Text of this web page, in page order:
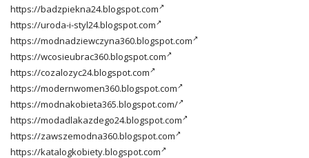
https://badzpiekna24.blogspot.com
https://uroda-i-styl24.blogspot.com
https://modnadziewczyna360.blogspot.com
https://wcosieubrac360.blogspot.com
https://cozalozyc24.blogspot.com
https://modernwomen360.blogspot.com
https://modnakobieta365.blogspot.com/
https://modadlakazdego24.blogspot.com
https://zawszemodna360.blogspot.com
https://katalogkobiety.blogspot.com